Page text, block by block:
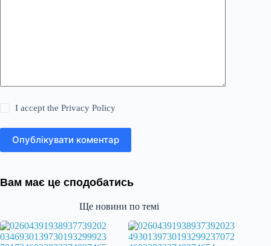
I accept thePrivacy Policy
Опублікувати коментар
Вам має це сподобатись
Ще новини по темі